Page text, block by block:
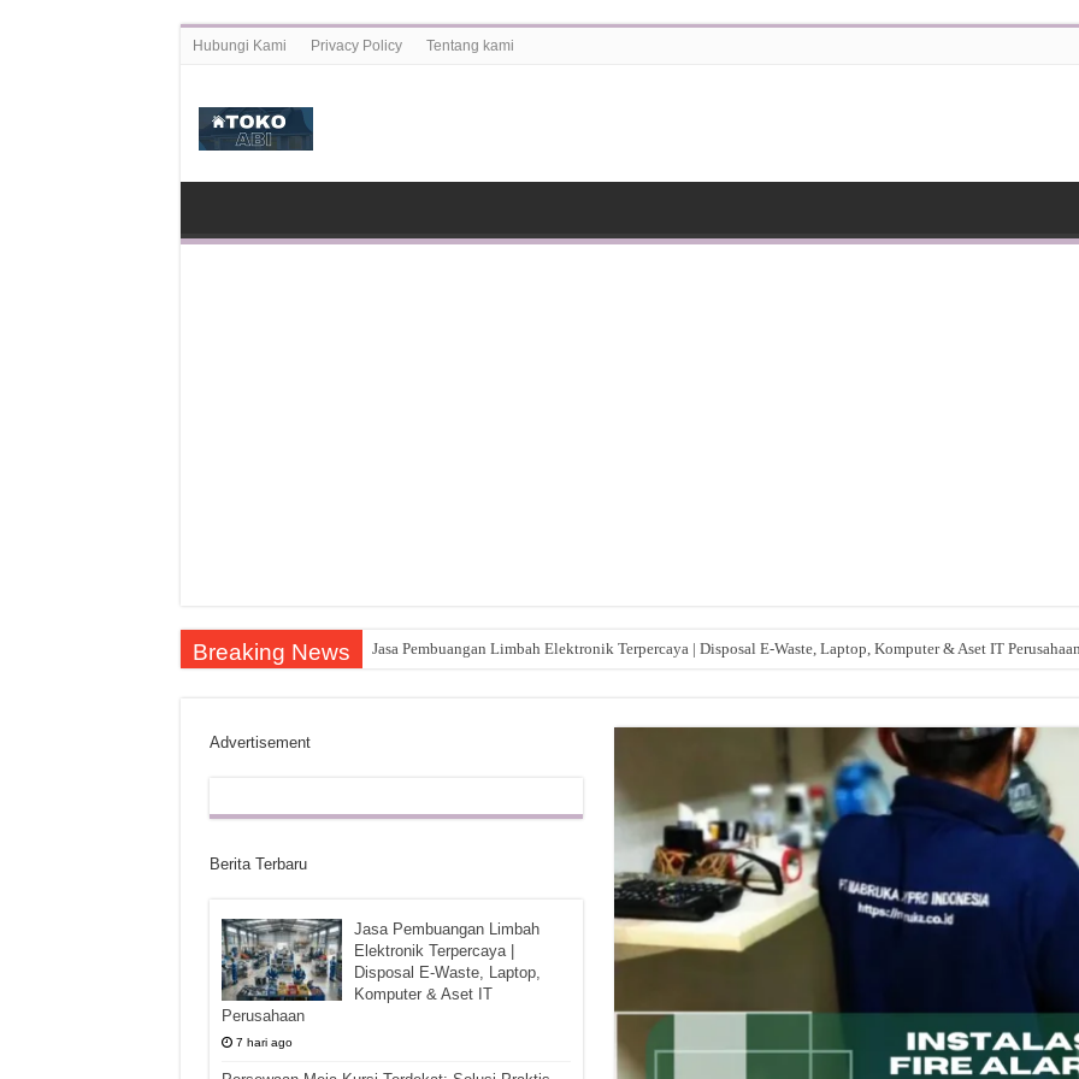
Hubungi Kami Privacy Policy Tentang kami
Breaking News Jasa Pembuangan Limbah Elektronik Terpercaya | Disposal E-Waste, Laptop, Komputer & Aset IT
Advertisement
Berita Terbaru
Jasa Pembuangan Limbah
Elektronik Terpercaya |
Disposal E-Waste, Laptop,
Komputer & Aset IT
Perusahaan
7 hari ago